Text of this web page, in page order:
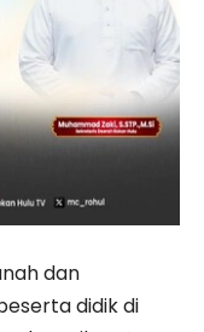
dan
didik di